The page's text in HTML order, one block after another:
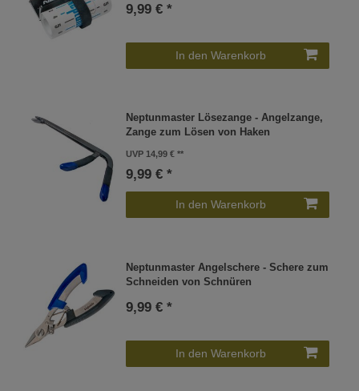
9,99 € *
In den Warenkorb
Neptunmaster Lösezange - Angelzange,
Zange zum Lösen von Haken
UVP 14,99 €
9,99 € *
In den Warenkorb
Neptunmaster Angelschere - Schere zum
Schneiden von Schnüren
9,99 € *
In den Warenkorb